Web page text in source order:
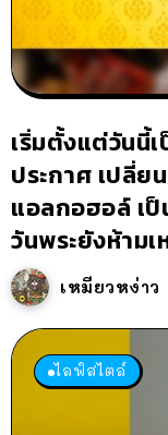
เริ่มตั้งแต่วันนี้
ประกาศ เปลี่ย
แอลกอฮอล์ เ
วันพระยังห้าม
เหมียวหง่าว
ไลฟ์สไตล์